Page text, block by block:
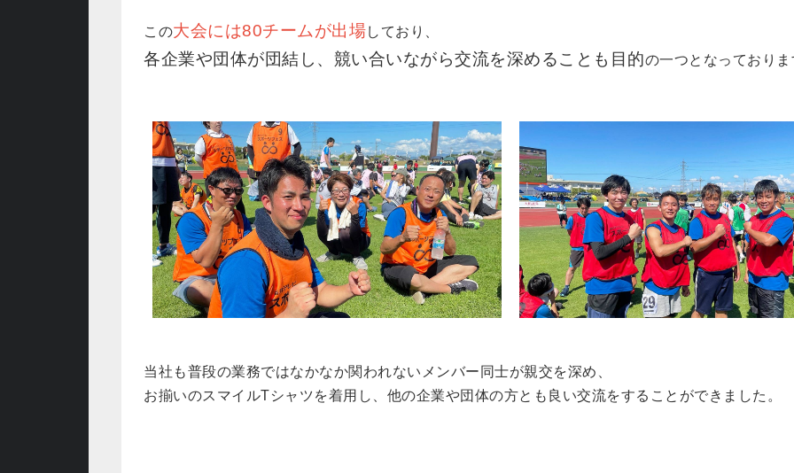
この大会には80チームが出場しており、
各企業や団体が団結し、競い合いながら交流を深めることも目的の一つとなっておりま
当社も普段の業務ではなかなか関われないメンバー同士が親交を深め、
お揃いのスマイルTシャツを着用し、他の企業や団体の方とも良い交流をすることができました。